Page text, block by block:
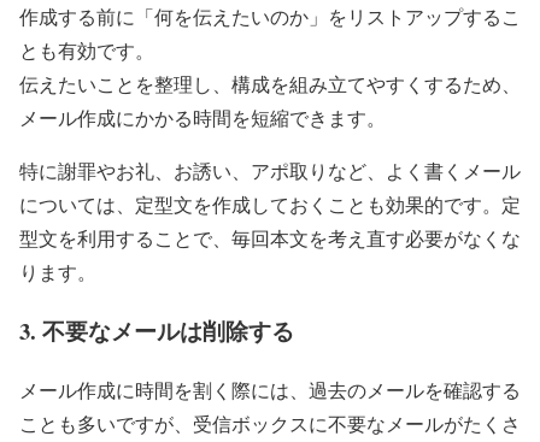
作成する前に「何を伝えたいのか」をリストアップするこ
とも有効です。
伝えたいことを整理し、構成を組み立てやすくするため、
メール作成にかかる時間を短縮できます。
特に謝罪やお礼、お誘い、アポ取りなど、よく書くメール
については、定型文を作成しておくことも効果的です。定
型文を利用することで、毎回本文を考え直す必要がなくな
ります。
3. 不要なメールは削除する
メール作成に時間を割く際には、過去のメールを確認する
ことも多いですが、受信ボックスに不要なメールがたくさ